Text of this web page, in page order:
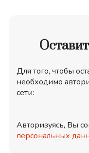
Для того, чтобы
необходимо
сети:
Авторизуясь, Вы
персональных